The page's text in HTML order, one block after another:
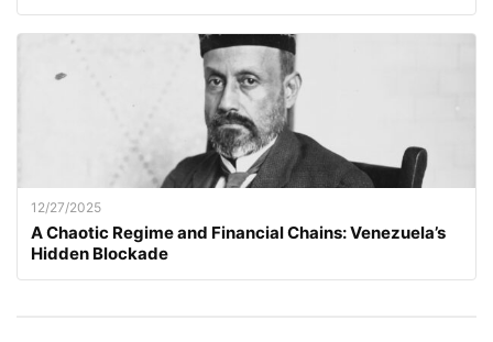
12/27/2025
A Chaotic Regime and Financial Chains: Venezuela’s
Hidden Blockade